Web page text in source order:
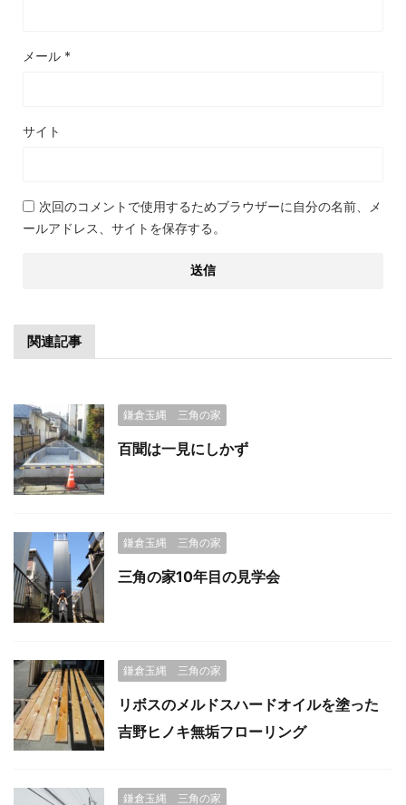
メール *
サイト
次回のコメントで使用するためブラウザーに自分の名前、メ
ールアドレス、サイトを保存する。
関連記事
鎌倉玉縄 三角の家
百聞は一見にしかず
鎌倉玉縄 三角の家
三角の家10年目の見学会
鎌倉玉縄 三角の家
リボスのメルドスハードオイルを塗った
吉野ヒノキ無垢フローリング
鎌倉玉縄 三角の家